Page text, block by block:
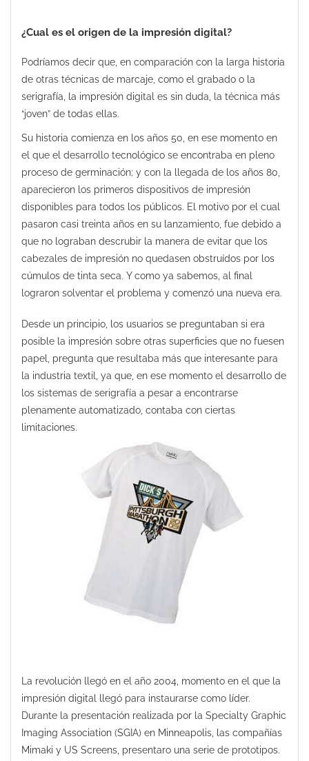
¿Cual es el origen de la impresión digital?
Podríamos decir que, en comparación con la larga historia
de otras técnicas de marcaje, como el grabado o la
serigrafía, la impresión digital es sin duda, la técnica más
“joven” de todas ellas.
Su historia comienza en los años 50, en ese momento en
el que el desarrollo tecnológico se encontraba en pleno
proceso de germinación; y con la llegada de los años 80,
aparecieron los primeros dispositivos de impresión
disponibles para todos los públicos. El motivo por el cual
pasaron casi treinta años en su lanzamiento, fue debido a
que no lograban descrubir la manera de evitar que los
cabezales de impresión no quedasen obstruídos por los
cúmulos de tinta seca. Y como ya sabemos, al final
lograron solventar el problema y comenzó una nueva era.
Desde un principio, los usuarios se preguntaban si era
posible la impresión sobre otras superficies que no fuesen
papel, pregunta que resultaba más que interesante para
la industria textil, ya que, en ese momento el desarrollo de
los sistemas de serigrafía a pesar a encontrarse
plenamente automatizado, contaba con ciertas
limitaciones.
La revolución llegó en el año 2004, momento en el que la
impresión digital llegó para instaurarse como líder.
Durante la presentación realizada por la Specialty Graphic
Imaging Association (SGIA) en Minneapolis, las compañías
Mimaki y US Screens, presentaro una serie de prototipos.